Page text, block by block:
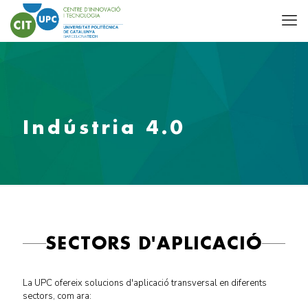
Indústria 4.0
SECTORS D'APLICACIÓ
La UPC ofereix solucions d'aplicació transversal en diferents
sectors, com ara: